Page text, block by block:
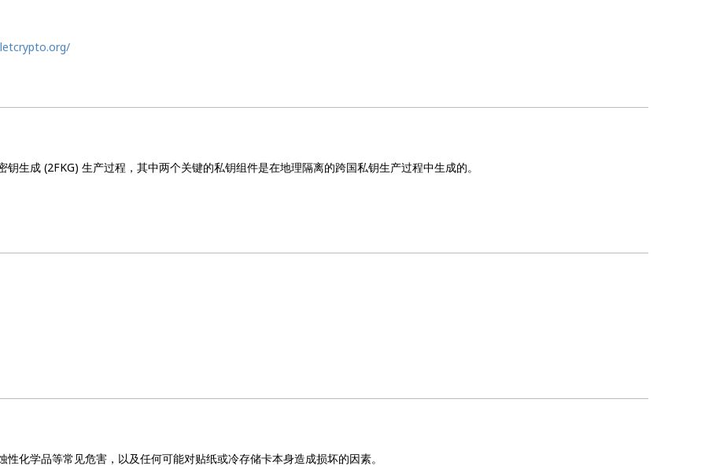
钥生成 (2FKG) 生产过程，其中两个关键的私钥组件是在地理隔离的跨国私钥生产过程中生成的。
性化学品等常见危害，以及任何可能对贴纸或冷存储卡本身造成损坏的因素。